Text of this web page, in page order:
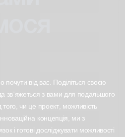
почути від вас. Поділіться своєю
зв’яжеться з вами для подальшого
чи це проект, можливість
концепція, ми з
і готові досліджувати можливості